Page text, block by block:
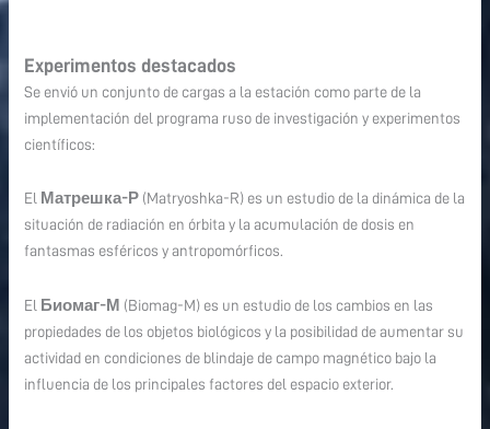
Experimentos destacados
Se envió un conjunto de cargas a la estación como parte de la
implementación del programa ruso de investigación y experimentos
científicos:
El Матрешка-Р (Matryoshka-R) es un estudio de la dinámica de la
situación de radiación en órbita y la acumulación de dosis en
fantasmas esféricos y antropomórficos.
El Биомаг-М (Biomag-M) es un estudio de los cambios en las
propiedades de los objetos biológicos y la posibilidad de aumentar su
actividad en condiciones de blindaje de campo magnético bajo la
influencia de los principales factores del espacio exterior.